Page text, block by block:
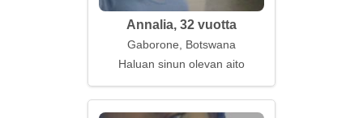
Annalia, 32 vuotta
Gaborone, Botswana
Haluan sinun olevan aito